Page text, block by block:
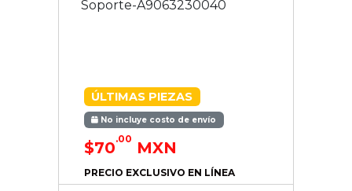
Soporte-A9063230040
ÚLTIMAS PIEZAS
No incluye costo de envío
$70.00 MXN
PRECIO EXCLUSIVO EN LÍNEA